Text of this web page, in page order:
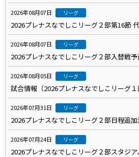
2026年08月07日 リーグ
2026プレナスなでしこリーグ２部第16節
2026年08月07日 リーグ
2026プレナスなでしこリーグ２部入替戦
2026年08月05日 リーグ
試合情報（2026プレナスなでしこリーグ１
2026年07月31日 リーグ
2026プレナスなでしこリーグ２部日程追
2026年07月24日 リーグ
2026プレナスなでしこリーグ２部スタジ